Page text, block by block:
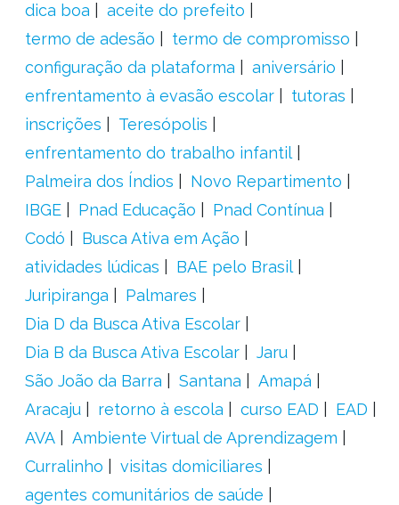
dica boa
aceite do prefeito
termo de adesão
termo de compromisso
configuração da plataforma
aniversário
enfrentamento à evasão escolar
tutoras
inscrições
Teresópolis
enfrentamento do trabalho infantil
Palmeira dos Índios
Novo Repartimento
IBGE
Pnad Educação
Pnad Contínua
Codó
Busca Ativa em Ação
atividades lúdicas
BAE pelo Brasil
Juripiranga
Palmares
Dia D da Busca Ativa Escolar
Dia B da Busca Ativa Escolar
Jaru
São João da Barra
Santana
Amapá
Aracaju
retorno à escola curso EAD
EAD
AVA
Ambiente Virtual de Aprendizagem
Curralinho
visitas domiciliares
agentes comunitários de saúde